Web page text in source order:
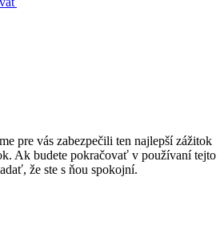
pre vás zabezpečili ten najlepší zážitok
Ak budete pokračovať v používaní tejto
že ste s ňou spokojní.